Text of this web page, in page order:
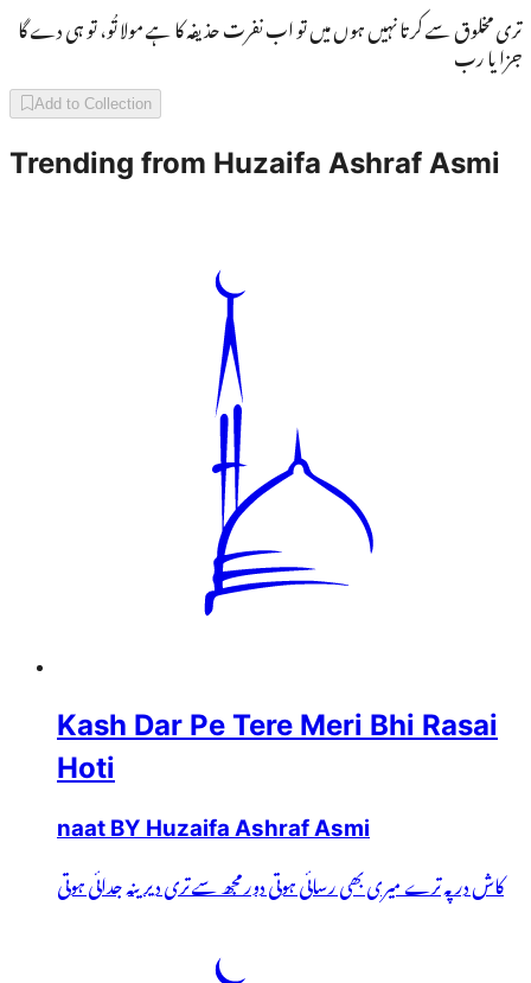
تری مخلوق سے کرتا نہیں ہوں میں تو اب نفرت حذیفہ کا ہے مولا تُو، تو ہی دے گا
جزا یا رب
Add to Collection
Trending from Huzaifa Ashraf Asmi
Kash Dar Pe Tere Meri Bhi Rasai
Hoti
naat BY Huzaifa Ashraf Asmi
کاش در پہ ترے میری بھی رسائی ہوتی دور مجھ سے تری دیرینہ جدائی ہوتی